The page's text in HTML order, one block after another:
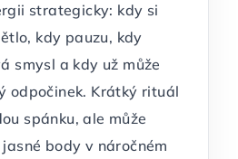
strategicky: kdy si
kdy pauzu, kdy
smysl a kdy už může
odpočinek. Krátký rituál
spánku, ale může
body v náročném